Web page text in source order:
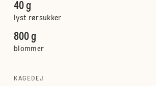
40 g
lyst rørsukker
800 g
blommer
KAGEDEJ